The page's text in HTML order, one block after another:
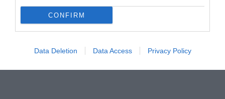
CONFIRM
Data Deletion Data Access Privacy Policy